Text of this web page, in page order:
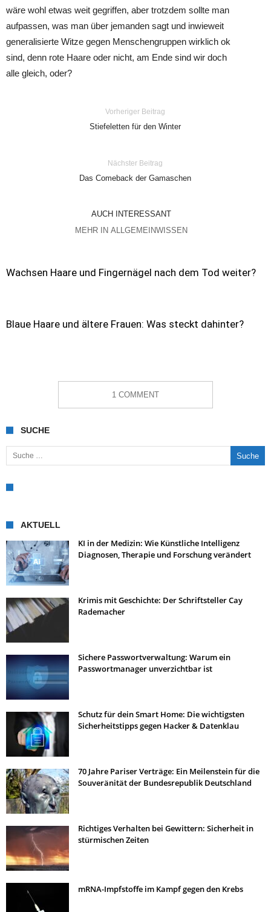
wäre wohl etwas weit gegriffen, aber trotzdem sollte man
aufpassen, was man über jemanden sagt und inwieweit
generalisierte Witze gegen Menschengruppen wirklich ok
sind, denn rote Haare oder nicht, am Ende sind wir doch
alle gleich, oder?
Vorheriger Beitrag
Stiefeletten für den Winter
Nächster Beitrag
Das Comeback der Gamaschen
AUCH INTERESSANT
MEHR IN ALLGEMEINWISSEN
Wachsen Haare und Fingernägel nach dem Tod weiter?
Blaue Haare und ältere Frauen: Was steckt dahinter?
1 COMMENT
SUCHE
Suche nach:
AKTUELL
KI in der Medizin: Wie Künstliche Intelligenz
Diagnosen, Therapie und Forschung verändert
Krimis mit Geschichte: Der Schriftsteller Cay
Rademacher
Sichere Passwortverwaltung: Warum ein
Passwortmanager unverzichtbar ist
Schutz für dein Smart Home: Die wichtigsten
Sicherheitstipps gegen Hacker & Datenklau
70 Jahre Pariser Verträge: Ein Meilenstein für die
Souveränität der Bundesrepublik Deutschland
Richtiges Verhalten bei Gewittern: Sicherheit in
stürmischen Zeiten
mRNA-Impfstoffe im Kampf gegen den Krebs